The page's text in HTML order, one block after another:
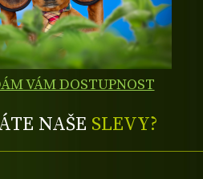
VÁM DOSTUPNOST
NAŠE SLEVY?